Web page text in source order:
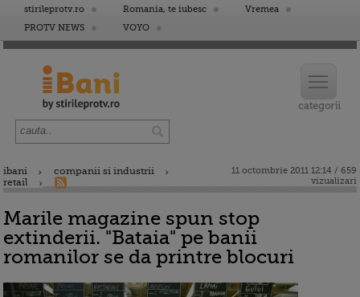
stirileprotv.ro Romania, te iubesc
Vremea
PROTV NEWS
VOYO
ibani
companii si industrii
retail
11 octombrie 2011 12:14 / 659
vizualizari
Marile magazine spun stop
extinderii. "Bataia" pe banii
romanilor se da printre blocuri